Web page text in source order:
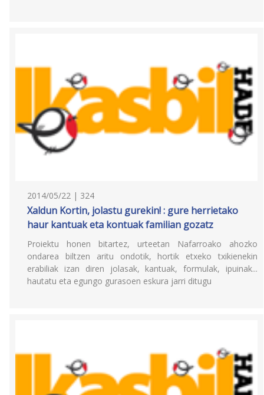
2014/05/22 | 324
Xaldun Kortin, jolastu gurekin! : gure herrietako
haur kantuak eta kontuak familian gozatz
Proiektu honen bitartez, urteetan Nafarroako ahozko
ondarea biltzen aritu ondotik, hortik etxeko txikienekin
erabiliak izan diren jolasak, kantuak, formulak, ipuinak...
hautatu eta egungo gurasoen eskura jarri ditugu